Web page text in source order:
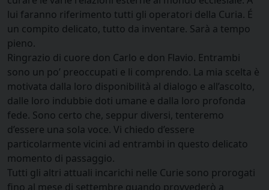
lui faranno riferimento tutti gli operatori della Curia. É
un compito delicato, tutto da inventare. Sarà a tempo
pieno.
Ringrazio di cuore don Carlo e don Flavio. Entrambi
sono un po’ preoccupati e li comprendo. La mia scelta è
motivata dalla loro disponibilità al dialogo e all’ascolto,
dalle loro indubbie doti umane e dalla loro profonda
fede. Sono certo che, seppur diversi, tenteremo
d’essere una sola voce. Vi chiedo d’essere
particolarmente vicini ad entrambi in questo delicato
momento di passaggio.
Tutti gli altri attuali incarichi nelle Curie sono prorogati
fino al mese di settembre quando provvederò a